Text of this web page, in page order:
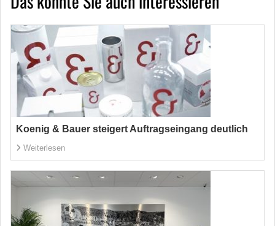
Koenig & Bauer steigert Auftragseingang deutlich
Weiterlesen